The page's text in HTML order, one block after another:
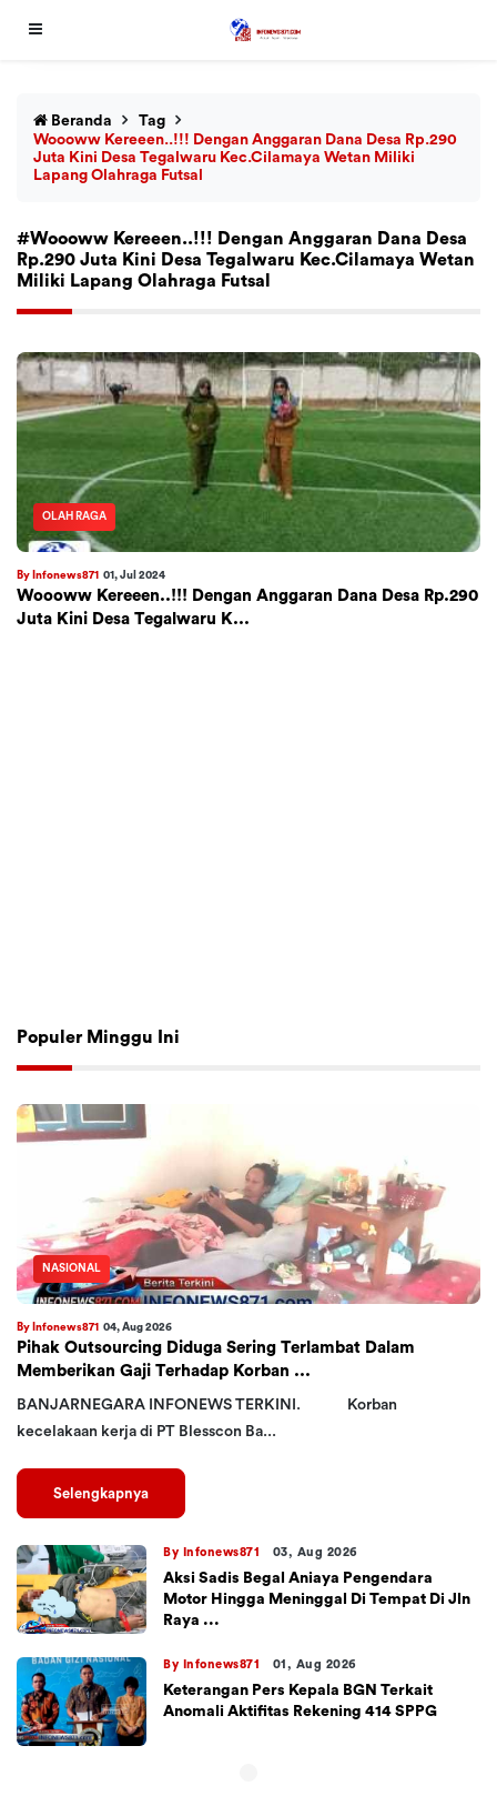
Beranda
Tag
Woooww Kereeen..!!! Dengan Anggaran Dana Desa Rp.290
Juta Kini Desa Tegalwaru Kec.Cilamaya Wetan Miliki
Lapang Olahraga Futsal
#Woooww Kereeen..!!! Dengan Anggaran Dana Desa
Rp.290 Juta Kini Desa Tegalwaru Kec.Cilamaya Wetan
Miliki Lapang Olahraga Futsal
OLAH RAGA
By Infonews871 01, Jul 2024
Woooww Kereeen..!!! Dengan Anggaran Dana Desa Rp.290
Juta Kini Desa Tegalwaru K...
Populer Minggu Ini
NASIONAL
By Infonews871 04, Aug 2026
Pihak Outsourcing Diduga Sering Terlambat Dalam
Memberikan Gaji Terhadap Korban ...
BANJARNEGARA INFONEWS TERKINI. Korban
kecelakaan kerja di PT Blesscon Ba...
Selengkapnya
By Infonews871 03, Aug 2026
Aksi Sadis Begal Aniaya Pengendara
Motor Hingga Meninggal Di Tempat Di Jln
Raya ...
By Infonews871 01, Aug 2026
Keterangan Pers Kepala BGN Terkait
Anomali Aktifitas Rekening 414 SPPG